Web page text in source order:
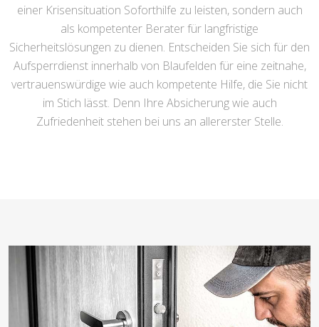
einer Krisensituation Soforthilfe zu leisten, sondern auch
als kompetenter Berater für langfristige
Sicherheitslösungen zu dienen. Entscheiden Sie sich für den
Aufsperrdienst innerhalb von Blaufelden für eine zeitnahe,
vertrauenswürdige wie auch kompetente Hilfe, die Sie nicht
im Stich lässt. Denn Ihre Absicherung wie auch
Zufriedenheit stehen bei uns an allererster Stelle.